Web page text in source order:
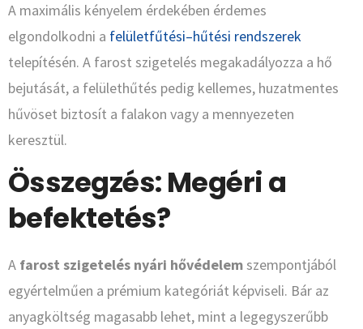
A maximális kényelem érdekében érdemes
elgondolkodni a felületfűtési–hűtési rendszerek
telepítésén. A farost szigetelés megakadályozza a hő
bejutását, a felülethűtés pedig kellemes, huzatmentes
hűvöset biztosít a falakon vagy a mennyezeten
keresztül.
Összegzés: Megéri a
befektetés?
A farost szigetelés nyári hővédelemszempontjából
egyértelműen a prémium kategóriát képviseli. Bár az
anyagköltség magasabb lehet, mint a legegyszerűbb